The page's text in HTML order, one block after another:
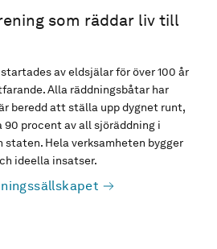
som räddar liv till
av eldsjälar för över 100 år
Alla räddningsbåtar har
beredd att ställa upp dygnet runt,
90 procent av all sjöräddning i
staten. Hela verksamheten bygger
ideella insatser.